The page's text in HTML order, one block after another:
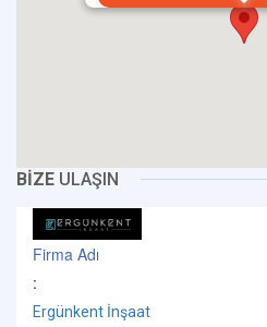
BİZE ULAŞIN
Firma Adı
:
Ergünkent İnşaat